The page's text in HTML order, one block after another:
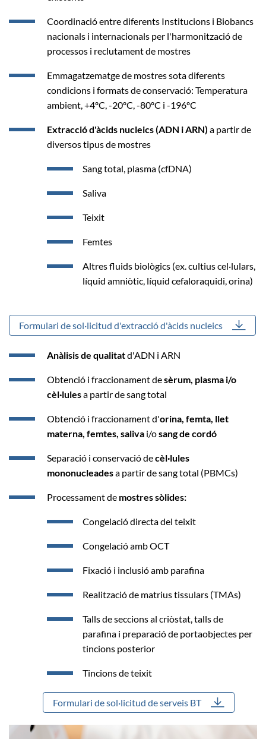
Coordinació entre diferents Institucions i Biobancs
nacionals i internacionals per l'harmonització de
processos i reclutament de mostres
Emmagatzematge de mostres sota diferents
condicions i formats de conservació: Temperatura
ambient, +4ºC, -20ºC, -80ºC i -196ºC
Extracció d'àcids nucleics (ADN i ARN) a partir de
diversos tipus de mostres
Sang total, plasma (cfDNA)
Saliva
Teixit
Femtes
Altres fluids biològics (ex. cultius cel·lulars,
líquid amniòtic, líquid cefaloraquidi, orina)
Formulari de sol·licitud d'extracció d'àcids nucleics
Anàlisis de qualitatd'ADN i ARN
Obtenció i fraccionament desèrum, plasma i/o
cèl·lulesa partir de sang total
Obtenció i fraccionament d'orina, femta, llet
materna, femtes, saliva i/osang de cordó
Separació i conservació decèl·lules
mononucleadesa partir de sang total (PBMCs)
Processament de mostres sòlides:
Congelació directa del teixit
Congelació amb OCT
Fixació i inclusió amb parafina
Realització de matrius tissulars (TMAs)
Talls de seccions al criòstat, talls de
parafina i preparació de portaobjectes per
tincions posterior
Tincions de teixit
Formulari de sol·licitud de serveis BT